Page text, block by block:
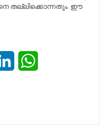
തല്ലിക്കൊന്നതും. ഈ
LinkedIn